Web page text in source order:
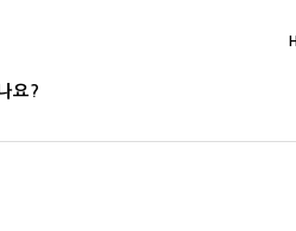
요?